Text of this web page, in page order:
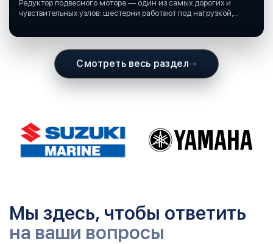
Редуктор подвесного мотора — один из самых дорогих и
чувствительных узлов: шестерни работают под нагрузкой,
Смотреть весь раздел
Мы здесь, чтобы ответить
на ваши вопросы